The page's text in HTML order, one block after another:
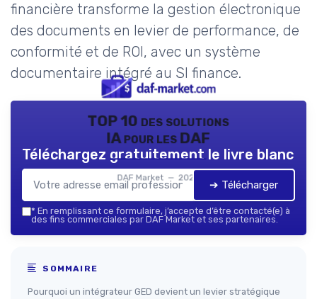
financière transforme la gestion électronique
des documents en levier de performance, de
conformité et de ROI, avec un système
documentaire intégré au SI finance.
TOP 10 des solutions
IA pour les DAF
DAF Market — 2026
Téléchargez gratuitement le livre blanc
➔ Télécharger
* En remplissant ce formulaire, j’accepte d’être contacté(e) à
des fins commerciales par DAF Market et ses partenaires.
SOMMAIRE
Pourquoi un intégrateur GED devient un levier stratégique